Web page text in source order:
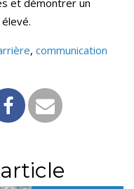
et démontrer un
, communication